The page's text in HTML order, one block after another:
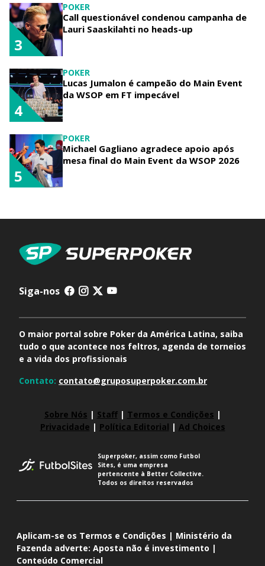
POKER
Call questionável condenou campanha de
Lauri Saaskilahti no heads-up
3
POKER
Lucas Jumalon é campeão do Main Event
da WSOP em FT impecável
4
POKER
Michael Gagliano agradece apoio após
mesa final do Main Event da WSOP 2026
5
Siga-nos
O maior portal sobre Poker da América Latina, saiba
tudo o que acontece nos feltros, agenda de torneios
e a vida dos profissionais
Contato: contato@gruposuperpoker.com.br
Sobre Nós | Staff| Termos e Condições |
Privacidade | Política Editorial | Ad Choices
Superpoker, assim como Futbol
Sites, é uma empresa
pertencente à Better Collective.
Todos os direitos reservados
Aplicam-se os Termos e Condições | Ministério da
Fazenda adverte: Aposta não é investimento |
Conteúdo Comercial